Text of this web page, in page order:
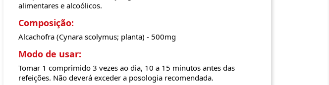
alimentares e alcoólicos.
Composição:
Alcachofra (Cynara scolymus; planta) - 500mg
Modo de usar:
Tomar 1 comprimido 3 vezes ao dia, 10 a 15 minutos antes das
refeições. Não deverá exceder a posologia recomendada.